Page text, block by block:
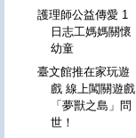
護理師公益傳愛 1
日志工媽媽關懷
幼童
臺文館推在家玩遊
戲 線上闖關遊戲
「夢獸之島」問
世！